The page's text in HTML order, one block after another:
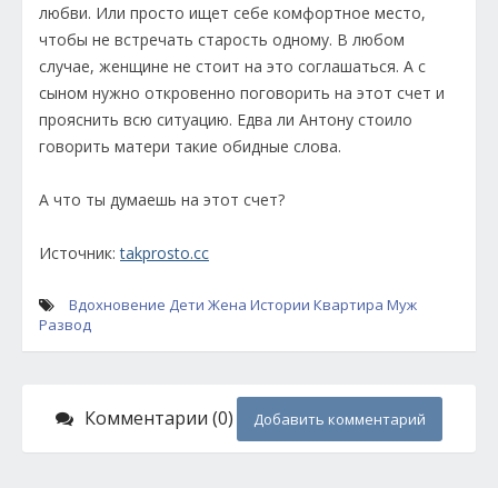
любви. Или просто ищет себе комфортное место,
чтобы не встречать старость одному. В любом
случае, женщине не стоит на это соглашаться. А с
сыном нужно откровенно поговорить на этот счет и
прояснить всю ситуацию. Едва ли Антону стоило
говорить матери такие обидные слова.
А что ты думаешь на этот счет?
Источник:takprosto.cc
Вдохновение Дети Жена Истории Квартира Муж
Развод
Комментарии (0) Добавить комментарий